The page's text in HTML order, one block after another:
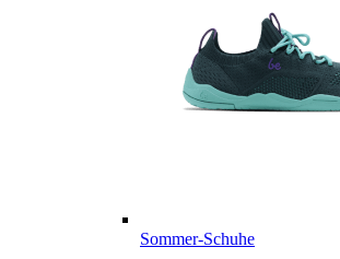
Sommer-Schuhe